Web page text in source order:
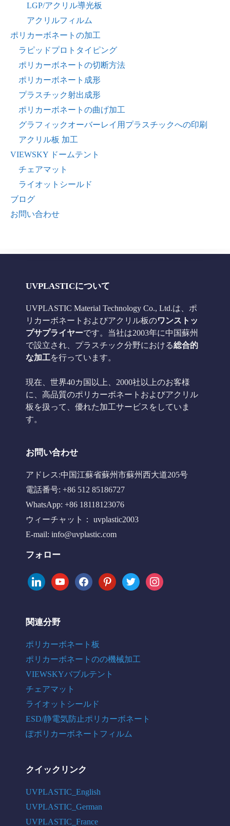
LGP/アクリル導光板
アクリルフィルム
ポリカーボネートの加工
ラピッドプロトタイピング
ポリカーボネートの切断方法
ポリカーボネート成形
プラスチック射出成形
ポリカーボネートの曲げ加工
グラフィックオーバーレイ用プラスチックへの印刷
アクリル板 加工
VIEWSKY ドームテント
チェアマット
ライオットシールド
ブログ
お問い合わせ
UVPLASTICについて
UVPLASTIC Material Technology Co., Ltd.は、ポ
リカーボネートおよびアクリル板のワンストッ
プサプライヤーです。当社は2003年に中国蘇州
で設立され、プラスチック分野における総合的
な加工を行っています。
現在、世界40カ国以上、2000社以上のお客様
に、高品質のポリカーボネートおよびアクリル
板を扱って、優れた加工サービスをしていま
す。
お問い合わせ
アドレス:中国江蘇省蘇州市蘇州西大道205号
電話番号: +86 512 85186727
WhatsApp: +86 18118123076
ウィーチャット： uvplastic2003
E-mail: info@uvplastic.com
フォロー
linkedinyoutubefacebookpinteresttwitter instagram
関連分野
ポリカーボネート板
ポリカーボネートのの機械加工
VIEWSKYバブルテント
チェアマット
ライオットシールド
ESD/静電気防止ポリカーボネート
ぽポリカーボネートフィルム
クイックリンク
UVPLASTIC_English
UVPLASTIC_German
UVPLASTIC_France